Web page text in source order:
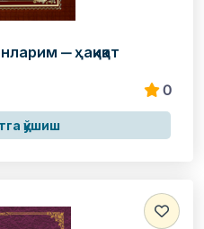
— ҳақиқат
0
қўшиш